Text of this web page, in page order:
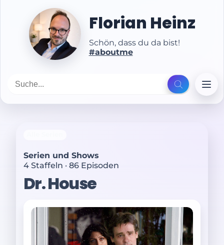
Florian Heinz
Schön, dass du da bist!
#aboutme
Serien und Shows
4 Staffeln · 86 Episoden
Dr. House